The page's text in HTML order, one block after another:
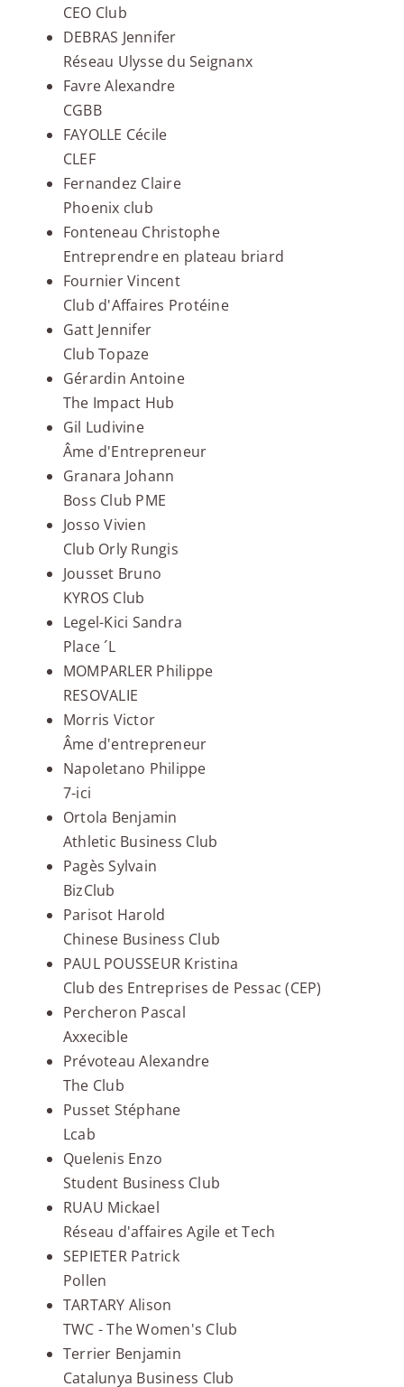
CEO Club
DEBRAS Jennifer
Réseau Ulysse du Seignanx
Favre Alexandre
CGBB
FAYOLLE Cécile
CLEF
Fernandez Claire
Phoenix club
Fonteneau Christophe
Entreprendre en plateau briard
Fournier Vincent
Club d'Affaires Protéine
Gatt Jennifer
Club Topaze
Gérardin Antoine
The Impact Hub
Gil Ludivine
Âme d'Entrepreneur
Granara Johann
Boss Club PME
Josso Vivien
Club Orly Rungis
Jousset Bruno
KYROS Club
Legel-Kici Sandra
Place ´L
MOMPARLER Philippe
RESOVALIE
Morris Victor
Âme d'entrepreneur
Napoletano Philippe
7-ici
Ortola Benjamin
Athletic Business Club
Pagès Sylvain
BizClub
Parisot Harold
Chinese Business Club
PAUL POUSSEUR Kristina
Club des Entreprises de Pessac (CEP)
Percheron Pascal
Axxecible
Prévoteau Alexandre
The Club
Pusset Stéphane
Lcab
Quelenis Enzo
Student Business Club
RUAU Mickael
Réseau d'affaires Agile et Tech
SEPIETER Patrick
Pollen
TARTARY Alison
TWC - The Women's Club
Terrier Benjamin
Catalunya Business Club